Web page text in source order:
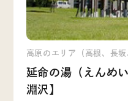
高原のエリア（高根、長坂
延命の湯（えんめ
淵沢】